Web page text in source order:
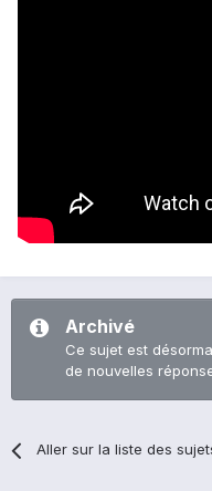
Archivé
Ce sujet est
de nouvelles
Aller sur la liste des